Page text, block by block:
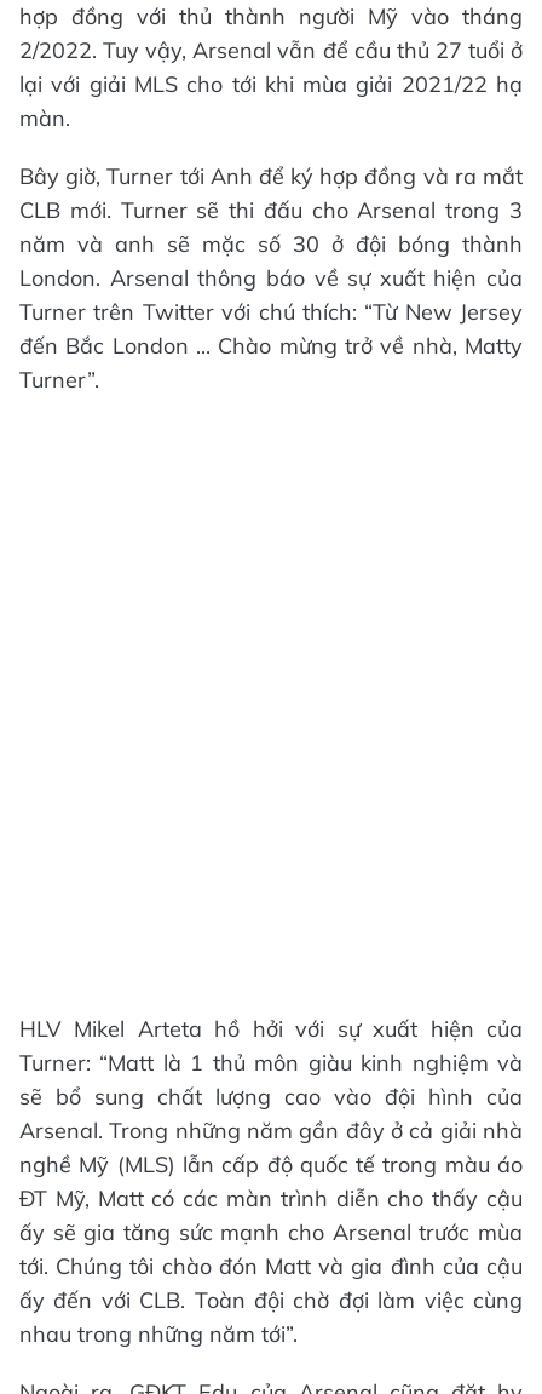
hợp đồng với thủ thành người Mỹ vào tháng
2/2022. Tuy vậy, Arsenal vẫn để cầu thủ 27 tuổi ở
lại với giải MLS cho tới khi mùa giải 2021/22 hạ
màn.
Bây giờ, Turner tới Anh để ký hợp đồng và ra mắt
CLB mới. Turner sẽ thi đấu cho Arsenal trong 3
năm và anh sẽ mặc số 30 ở đội bóng thành
London. Arsenal thông báo về sự xuất hiện của
Turner trên Twitter với chú thích: “Từ New Jersey
đến Bắc London ... Chào mừng trở về nhà, Matty
Turner”.
HLV Mikel Arteta hồ hởi với sự xuất hiện của
Turner: “Matt là 1 thủ môn giàu kinh nghiệm và
sẽ bổ sung chất lượng cao vào đội hình của
Arsenal. Trong những năm gần đây ở cả giải nhà
nghề Mỹ (MLS) lẫn cấp độ quốc tế trong màu áo
ĐT Mỹ, Matt có các màn trình diễn cho thấy cậu
ấy sẽ gia tăng sức mạnh cho Arsenal trước mùa
tới. Chúng tôi chào đón Matt và gia đình của cậu
ấy đến với CLB. Toàn đội chờ đợi làm việc cùng
nhau trong những năm tới”.